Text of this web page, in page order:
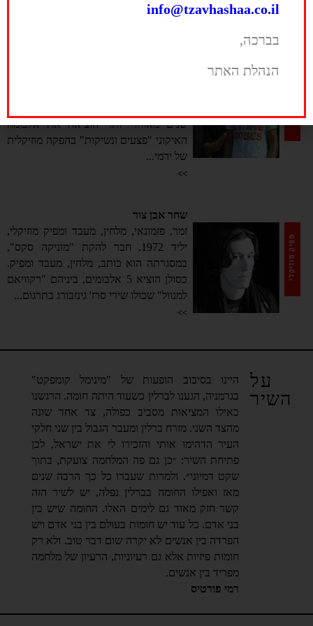
>>
שנים מאוחר יותר הוציאה את אלבומה
האיקוני "פצעים ונשיקות" בהפקה מוזיקלית
של ירמי...
>>
שחר אבן צור
זמר, פזמונאי, מלחין, מעבד ומפיק מוזיקלי,
יליד 1972. חבר להקת "מוניקה סקס",
במסגרתה הוא כותב, מלחין, מעבד ומפיק.
כסולן הוציא 5 אלבומים, ביניהם "רקוויאם
למנוול" שכולו שירי סרז' גינזבורג בתרגום...
>>
על
השיר
היינו בסיבוב הופעות של "מינימל קומפקט"
בגרמניה, הגענו לברלין כשעוד היתה חומה. הרגשנו
כאילו המציאות מסביב כפולה, צד אחד שונה
מהצד השני. מזרח ברלין ומעבר הגבול בין שני חלקי
העיר הדהימו אותי והזכירו לי את ישראל, לכן
פתיחת השיר: ״כן גם פה המלחמה צועקת, בתוך
שקט דמיוני״. ולמרות שעברו כל כך הרבה שנים
מאז ואפילו החומה בברלין נפלה, יש לשיר הזה
קשר חזק מאוד גם לימים האלו. החומה שיש בין
בני אדם. כל עוד יש חומות בעולם בין בני אדם ויש
הפרדה בין אנשים לא יקרה שום דבר טוב. ולא רק
חומות פיזיות אלא גם רעיוניות, הרעיון של מלחמה
מפריד בין אנשים.
רמי פורטיס
info@tzavhashaa.co.il
בברכה,
הנהלת האתר